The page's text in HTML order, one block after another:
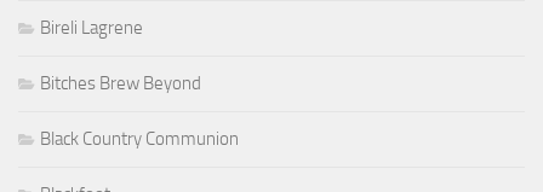
Bireli Lagrene
Bitches Brew Beyond
Black Country Communion